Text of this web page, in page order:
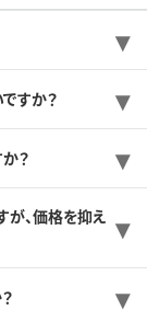
すか？
？
が、価格を抑え